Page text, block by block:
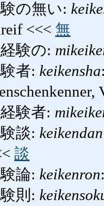
の無い:
<<< 無
験の:
者: keikensha
験者:
談: keikendan
談
論: keikenron
則: